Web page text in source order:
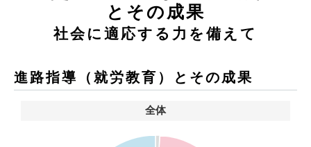
とその成果
社会に適応する力を備えて
進路指導（就労教育）とその成果
全体